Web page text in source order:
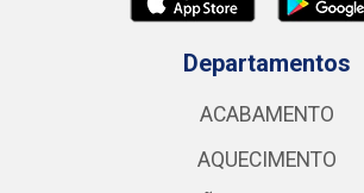
Departamentos
ACABAMENTO
AQUECIMENTO